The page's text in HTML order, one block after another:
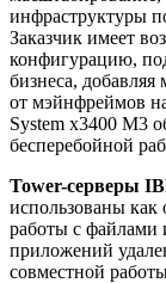
инфраструктуры
Заказчик имеет
конфигурацию,
бизнеса,
от мэйнфреймов
System x3400 M3
бесперебойной
Tower-серверы
использованы как
работы с файлами
приложений
совместной